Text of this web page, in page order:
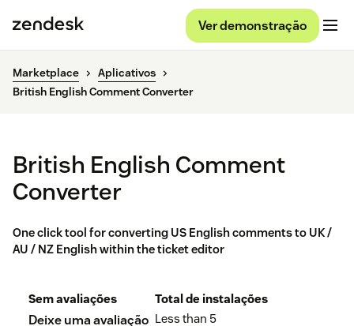
Ver demonstração
Marketplace
Aplicativos
British English Comment Converter
British English Comment
Converter
One click tool for converting US English comments to UK /
AU / NZ English within the ticket editor
Sem avaliações
Deixe uma avaliação
Total de instalações
Less than 5